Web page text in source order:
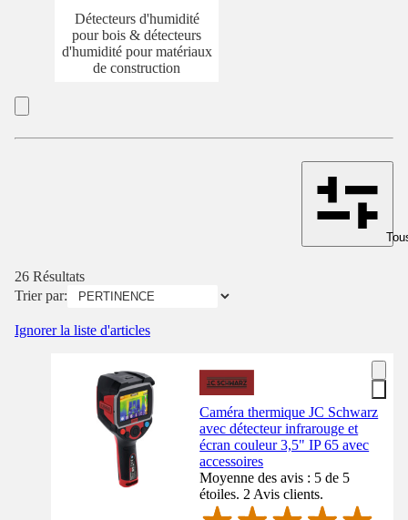
Détecteurs d'humidité
pour bois & détecteurs
d'humidité pour matériaux
de construction
26 Résultats
Trier par:
Ignorer la liste d'articles
Caméra thermique JC Schwarz
avec détecteur infrarouge et
écran couleur 3,5" IP 65 avec
accessoires
Moyenne des avis : 5 de 5
étoiles. 2 Avis clients.